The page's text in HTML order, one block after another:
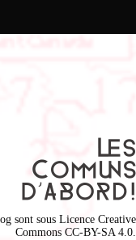
sont sous Licence Creative
Commons CC-BY-SA 4.0